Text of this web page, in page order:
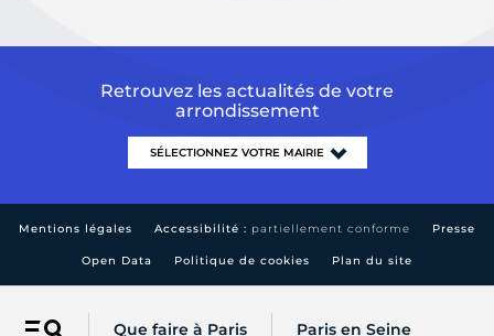
Que faire à Paris Paris en Seine
Retrouvez les actualités de votre
arrondissement
Mentions légales Accessibilité : partiellement conforme Presse
Open Data Politique de cookies Plan du site